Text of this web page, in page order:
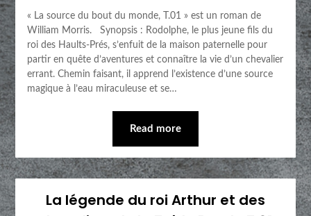
« La source du bout du monde, T.01 » est un roman de
William Morris. Synopsis : Rodolphe, le plus jeune fils du
roi des Haults-Prés, s’enfuit de la maison paternelle pour
partir en quête d’aventures et connaître la vie d’un chevalier
errant. Chemin faisant, il apprend l’existence d’une source
magique à l’eau miraculeuse et se…
Read more
La légende du roi Arthur et des